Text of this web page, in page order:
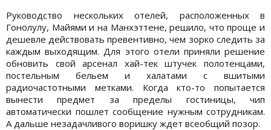
Руководство нескольких отелей, расположенных в
Гонолулу, Майями и на Манхэттене, решило, что проще и
дешевле действовать превентивно, чем зорко следить за
каждым выходящим. Для этого отели приняли решение
обновить свой арсенал хай-тек штучек полотенцами,
постельным бельем и халатами с вшитыми
радиочастотными метками. Когда кто-то попытается
вынести предмет за пределы гостиницы, чип
автоматически пошлет сообщение нужным сотрудникам.
А дальше незадачливого воришку ждет всеобщий позор.